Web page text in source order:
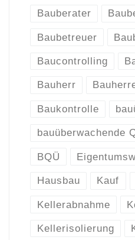
Bauberater
Baubetreuer
Baucontrolling
Bauherr
Baukontrolle
bauüberwachende
BQÜ
Hausbau Kauf
Kellerabnahme
Kellerisolierung